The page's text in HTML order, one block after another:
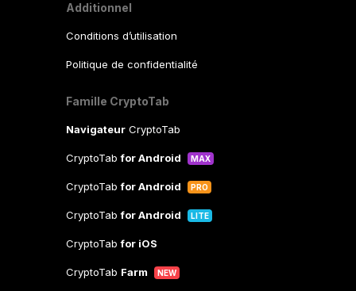
Additionnel
Conditions d’utilisation
Politique de confidentialité
Famille CryptoTab
Navigateur CryptoTab
CryptoTabfor Android MAX
CryptoTabfor Android PRO
CryptoTabfor Android LITE
CryptoTabfor iOS
CryptoTab Farm NEW